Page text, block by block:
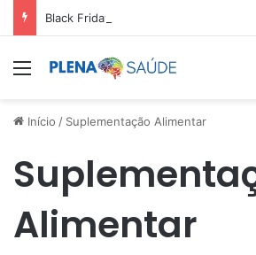
Black Friday: aproveite antes que
Menu
Início / Suplementação Alimentar
Alimentar